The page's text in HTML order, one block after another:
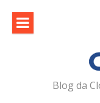
para
Blog da